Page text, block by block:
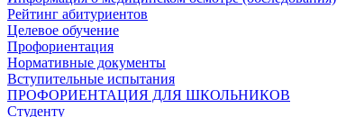
Рейтинг абитуриентов
Целевое обучение
Профориентация
Нормативные документы
Вступительные испытания
ПРОФОРИЕНТАЦИЯ ДЛЯ ШКОЛЬНИКОВ
Студенту